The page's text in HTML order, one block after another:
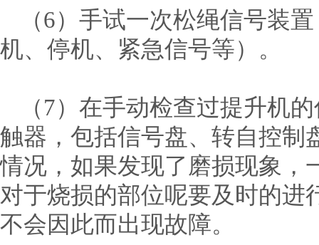
（6）手试一次松绳信号装
机、停机、紧急信号等）。
（7）在手动检查过提升机
触器，包括信号盘、转自控制
情况，如果发现了磨损现象，
对于烧损的部位呢要及时的进
不会因此而出现故障。